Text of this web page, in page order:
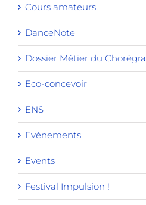
Cours amateurs
DanceNote
Dossier Métier du
Eco-concevoir
ENS
Evénements
Events
Festival Impulsion !